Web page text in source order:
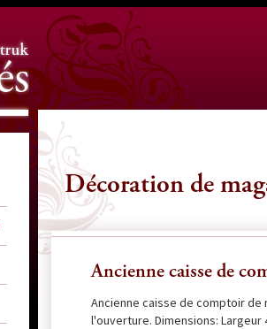
Décoration de
Ancienne caisse de
Ancienne caisse de comptoir de
l'ouverture. Dimensions: Largeur